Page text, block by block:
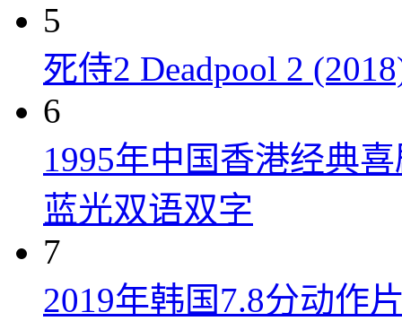
5
死侍2 Deadpool 2
6
1995年中国香港经典
蓝光双语双字
7
2019年韩国7.8分动作